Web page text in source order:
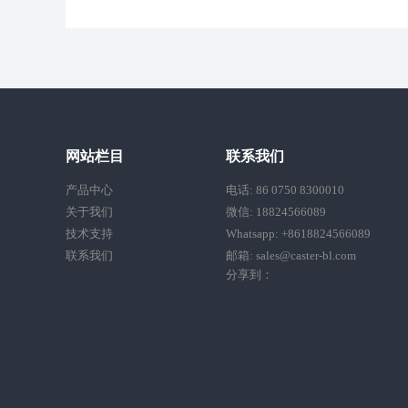
网站栏目
产品中心
关于我们
技术支持
联系我们
联系我们
电话: 86 0750 8300010
微信: 18824566089
Whatsapp: +8618824566089
邮箱: sales@caster-bl.com
分享到：